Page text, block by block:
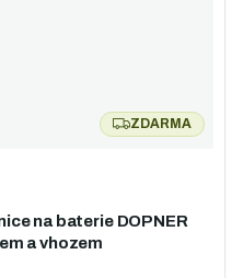
ZDARMA
ZDARMA
na baterie DOPNER
a vhozem